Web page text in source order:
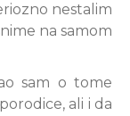
nestalim
na samom
sam o tome
ali i da